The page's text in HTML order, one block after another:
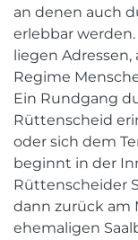
an denen auch
erlebbar
liegen
Regime
Ein Rundgang
Rüttenscheid
oder sich dem
beginnt in der
Rüttenscheider
dann zurück am
ehemaligen